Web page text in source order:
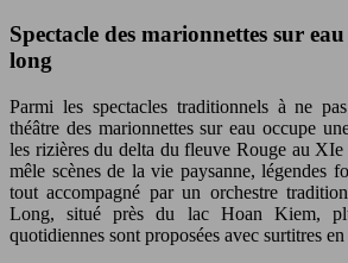
Spectacle des marionnettes sur
long
Parmi les spectacles traditionnels à ne
théâtre des marionnettes sur eau occupe
les rizières du delta du fleuve Rouge au
mêle scènes de la vie paysanne, légendes
tout accompagné par un orchestre
Long, situé près du lac Hoan Kiem,
quotidiennes sont proposées avec surtitres